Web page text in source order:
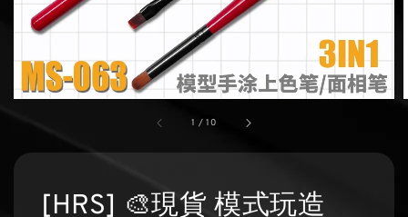
1 /10
[HRS] 🎨現貨 模式玩造